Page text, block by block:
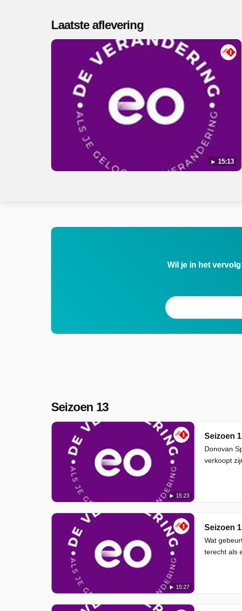
Laatste aflevering
15:13
Wil je in het
Seizoen 13
15:23
Seizoen
Donovan
verkoopt
15:27
Seizoen
Wat
terecht als